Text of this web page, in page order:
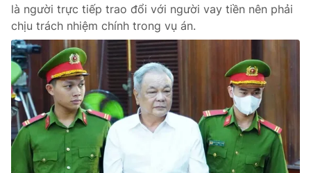
Xã hội
Pháp luật
Y tế
Thế giới
Tin tức
Kinh tế
là người trực tiếp trao đổi với người vay tiền nên phải
chịu trách nhiệm chính trong vụ án.